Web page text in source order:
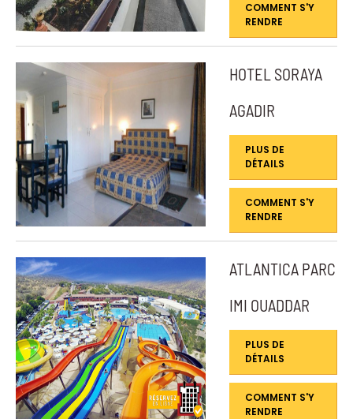
COMMENT S'Y
RENDRE
HOTEL SORAYA
AGADIR
PLUS DE
DÉTAILS
COMMENT S'Y
RENDRE
ATLANTICA PARC
IMI OUADDAR
PLUS DE
DÉTAILS
COMMENT S'Y
RENDRE